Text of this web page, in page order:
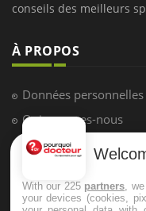
conseils des meilleurs
À PROPOS
Données
Qui sommes-nous
Conditions d'utilisation
Mentions Légales
With our 225 partners ,
your devices (cookies,